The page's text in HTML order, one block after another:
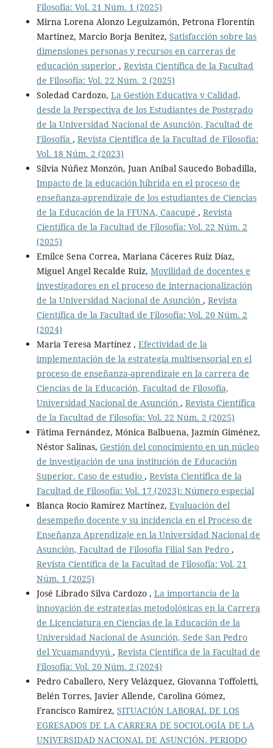
Filosofía: Vol. 21 Núm. 1 (2025)
Mirna Lorena Alonzo Leguizamón, Petrona Florentín
Martinez, Marcio Borja Benitez, Satisfacción sobre las
dimensiones personas y recursos en carreras de
educación superior , Revista Científica de la Facultad
de Filosofía: Vol. 22 Núm. 2 (2025)
Soledad Cardozo, La Gestión Educativa y Calidad,
desde la Perspectiva de los Estudiantes de Postgrado
de la Universidad Nacional de Asunción, Facultad de
Filosofía , Revista Científica de la Facultad de Filosofía:
Vol. 18 Núm. 2 (2023)
Silvia Núñez Monzón, Juan Anibal Saucedo Bobadilla,
Impacto de la educación híbrida en el proceso de
enseñanza-aprendizaje de los estudiantes de Ciencias
de la Educación de la FFUNA, Caacupé , Revista
Científica de la Facultad de Filosofía: Vol. 22 Núm. 2
(2025)
Emilce Sena Correa, Mariana Cáceres Ruiz Díaz,
Miguel Angel Recalde Ruiz, Movilidad de docentes e
investigadores en el proceso de internacionalización
de la Universidad Nacional de Asunción , Revista
Científica de la Facultad de Filosofía: Vol. 20 Núm. 2
(2024)
Maria Teresa Martínez , Efectividad de la
implementación de la estrategia multisensorial en el
proceso de enseñanza-aprendizaje en la carrera de
Ciencias de la Educación, Facultad de Filosofía,
Universidad Nacional de Asunción , Revista Científica
de la Facultad de Filosofía: Vol. 22 Núm. 2 (2025)
Fátima Fernández, Mónica Balbuena, Jazmín Giménez,
Néstor Salinas, Gestión del conocimiento en un núcleo
de investigación de una institución de Educación
Superior. Caso de estudio , Revista Científica de la
Facultad de Filosofía: Vol. 17 (2023): Número especial
Blanca Rocío Ramírez Martínez, Evaluación del
desempeño docente y su incidencia en el Proceso de
Enseñanza Aprendizaje en la Universidad Nacional de
Asunción, Facultad de Filosofía Filial San Pedro ,
Revista Científica de la Facultad de Filosofía: Vol. 21
Núm. 1 (2025)
José Librado Silva Cardozo , La importancia de la
innovación de estrategias metodológicas en la Carrera
de Licenciatura en Ciencias de la Educación de la
Universidad Nacional de Asunción, Sede San Pedro
del Ycuamandyyú , Revista Científica de la Facultad de
Filosofía: Vol. 20 Núm. 2 (2024)
Pedro Caballero, Nery Velázquez, Giovanna Toffoletti,
Belén Torres, Javier Allende, Carolina Gómez,
Francisco Ramírez, SITUACIÓN LABORAL DE LOS
EGRESADOS DE LA CARRERA DE SOCIOLOGÍA DE LA
UNIVERSIDAD NACIONAL DE ASUNCIÓN. PERIODO